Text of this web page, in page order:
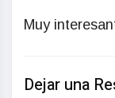
Muy
Dejar una